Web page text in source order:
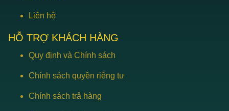
Liên hệ
HỖ TRỢ KHÁCH HÀNG
Quy định và Chính sách
Chính sách quyền riêng tư
Chính sách trả hàng